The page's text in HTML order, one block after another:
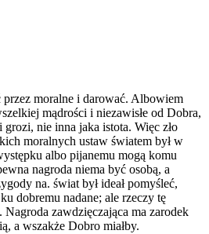
przez moralne i darować. Albowiem
mądrości i niezawisłe od Dobra,
grozi, nie inna jaka istota. Więc zło
moralnych ustaw światem był w
albo pijanemu mogą komu
nagroda niema być osobą, a
na. świat był ideał pomyśleć,
dobremu nadane; ale rzeczy tę
Nagroda zawdzięczająca ma zarodek
a wszakże Dobro miałby.